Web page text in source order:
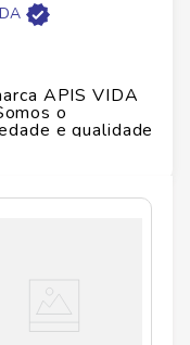
¿ Versátil
ou diretamente
para adoçar
com tampa
sem
livre de aditivos.
local seco e
APIS VIDA
o
e qualidade
abaixo: